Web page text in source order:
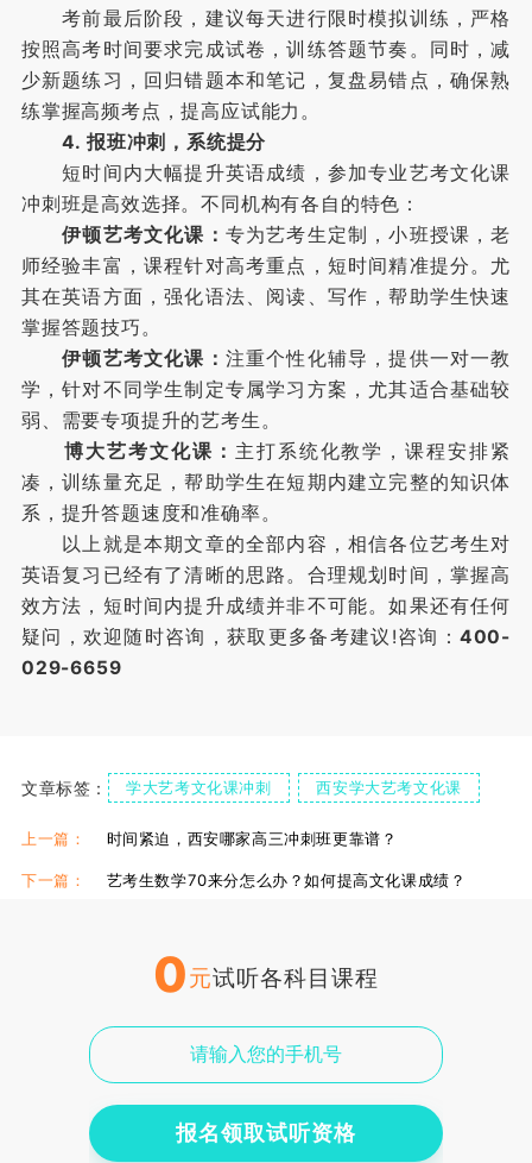
考前最后阶段，建议每天进行限时模拟训练，严格
按照高考时间要求完成试卷，训练答题节奏。同时，减
少新题练习，回归错题本和笔记，复盘易错点，确保熟
练掌握高频考点，提高应试能力。
4. 报班冲刺，系统提分
短时间内大幅提升英语成绩，参加专业艺考文化课
冲刺班是高效选择。不同机构有各自的特色：
伊顿艺考文化课： 专为艺考生定制，小班授课，老
师经验丰富，课程针对高考重点，短时间精准提分。尤
其在英语方面，强化语法、阅读、写作，帮助学生快速
掌握答题技巧。
伊顿艺考文化课： 注重个性化辅导，提供一对一教
学，针对不同学生制定专属学习方案，尤其适合基础较
弱、需要专项提升的艺考生。
博大艺考文化课： 主打系统化教学，课程安排紧
凑，训练量充足，帮助学生在短期内建立完整的知识体
系，提升答题速度和准确率。
以上就是本期文章的全部内容，相信各位艺考生对
英语复习已经有了清晰的思路。合理规划时间，掌握高
效方法，短时间内提升成绩并非不可能。如果还有任何
疑问，欢迎随时咨询，获取更多备考建议!咨询： 400-
029-6659
文章标签： 学大艺考文化课冲刺 西安学大艺考文化课
艺考生学习攻略
上一篇： 时间紧迫，西安哪家高三冲刺班更靠谱？
下一篇： 艺考生数学70来分怎么办？如何提高文化课成绩？
0元试听各科目课程
报名领取试听资格